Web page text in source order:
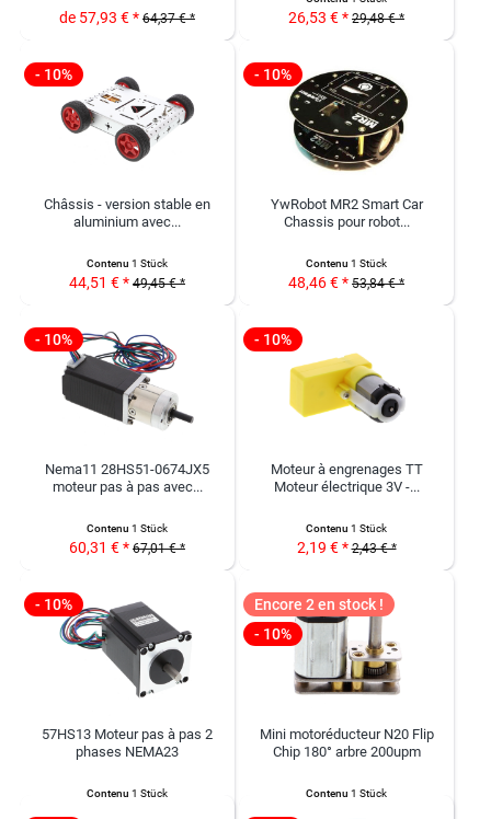
de 57,93 € * 64,37 € * 26,53 € * 29,48 € *
- 10%
Châssis - version stable en
aluminium avec...
Contenu 1 Stück
44,51 € * 49,45 € *
- 10%
YwRobot MR2 Smart Car
Chassis pour robot...
Contenu 1 Stück
48,46 € * 53,84 € *
- 10%
Nema11 28HS51-0674JX5
moteur pas à pas avec...
Contenu 1 Stück
60,31 € * 67,01 € *
- 10%
Moteur à engrenages TT
Moteur électrique 3V -...
Contenu 1 Stück
2,19 € * 2,43 € *
- 10%
57HS13 Moteur pas à pas 2
phases NEMA23
Contenu 1 Stück
Encore 2 en stock !
- 10%
Mini motoréducteur N20 Flip
Chip 180° arbre 200upm
Contenu 1 Stück